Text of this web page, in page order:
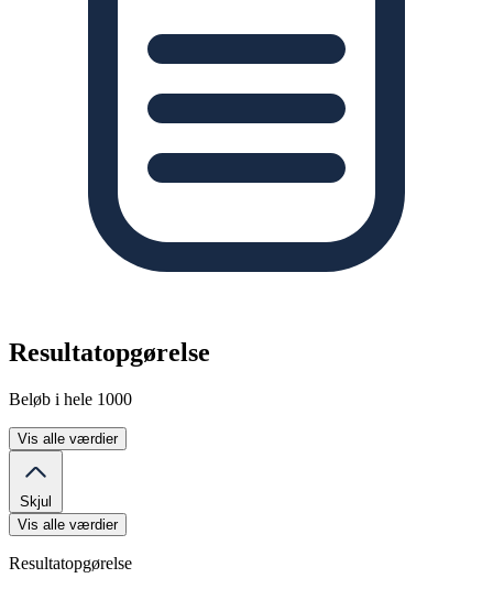
Resultatopgørelse
Beløb i hele 1000
Vis alle værdier
Skjul
Vis alle værdier
Resultatopgørelse